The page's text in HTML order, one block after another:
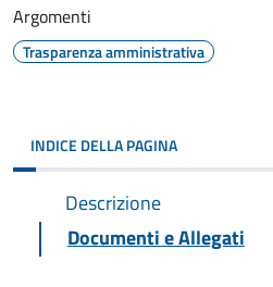
Argomenti
Trasparenza amministrativa
INDICE DELLA PAGINA
Descrizione
Documenti e Allegati